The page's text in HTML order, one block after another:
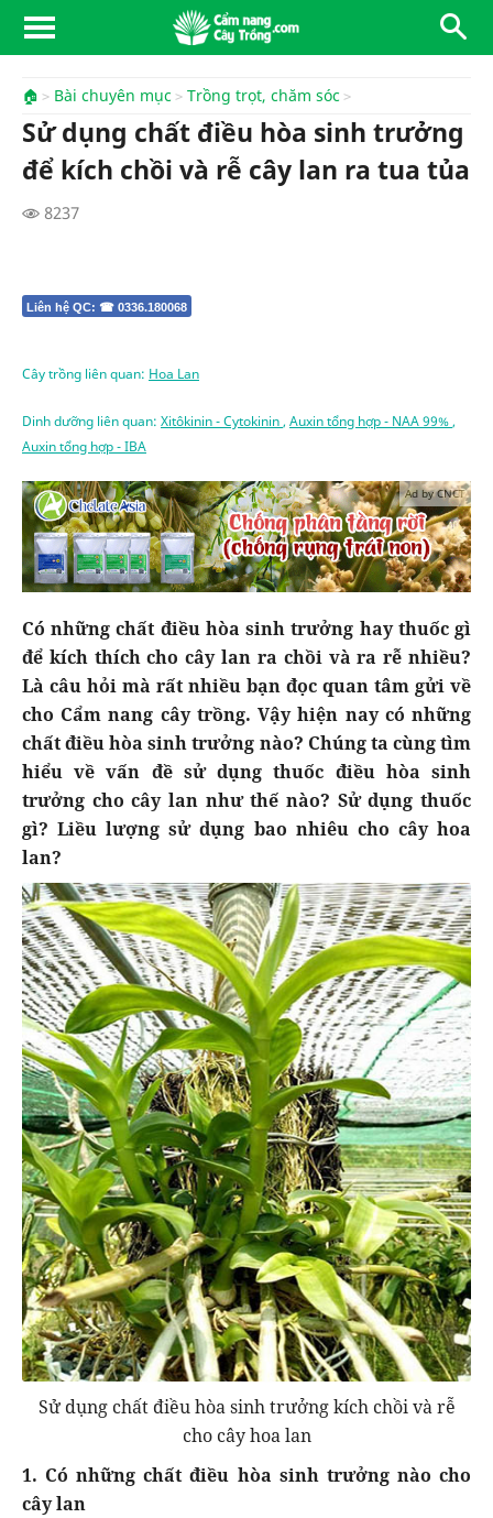
🏠 Bài chuyên mục Trồng trọt, chăm sóc
Sử dụng chất điều hòa sinh trưởng
để kích chồi và rễ cây lan ra tua tủa
8237
Liên hệ QC: ☎ 0336.180068
Cây trồng liên quan: Hoa Lan
Dinh dưỡng liên quan: Xitôkinin - Cytokinin, Auxin tổng hợp - NAA 99%,
Auxin tổng hợp - IBA
Ad by CNCT
Có những chất điều hòa sinh trưởng hay thuốc gì
để kích thích cho cây lan ra chồi và ra rễ nhiều?
Là câu hỏi mà rất nhiều bạn đọc quan tâm gửi về
cho Cẩm nang cây trồng. Vậy hiện nay có những
chất điều hòa sinh trưởng nào? Chúng ta cùng tìm
hiểu về vấn đề sử dụng thuốc điều hòa sinh
trưởng cho cây lan như thế nào? Sử dụng thuốc
gì? Liều lượng sử dụng bao nhiêu cho cây hoa
lan?
Sử dụng chất điều hòa sinh trưởng kích chồi và rễ
cho cây hoa lan
1. Có những chất điều hòa sinh trưởng nào cho
cây lan